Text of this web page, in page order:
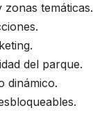
temáticas.
del parque.
dinámico.